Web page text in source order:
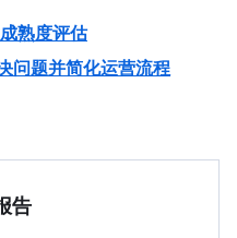
熟度评估
问题并简化运营流程
告